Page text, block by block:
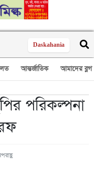
Daskahania
আন্তর্জাতিক আমাদের ব্লগ
পরিকল্পনা